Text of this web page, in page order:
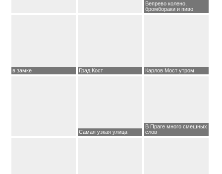
Вепрево колено,
бромбораки и пиво
в замке Град Кост Карлов Мост утром
Самая узкая улица
В Праге много смешных
слов